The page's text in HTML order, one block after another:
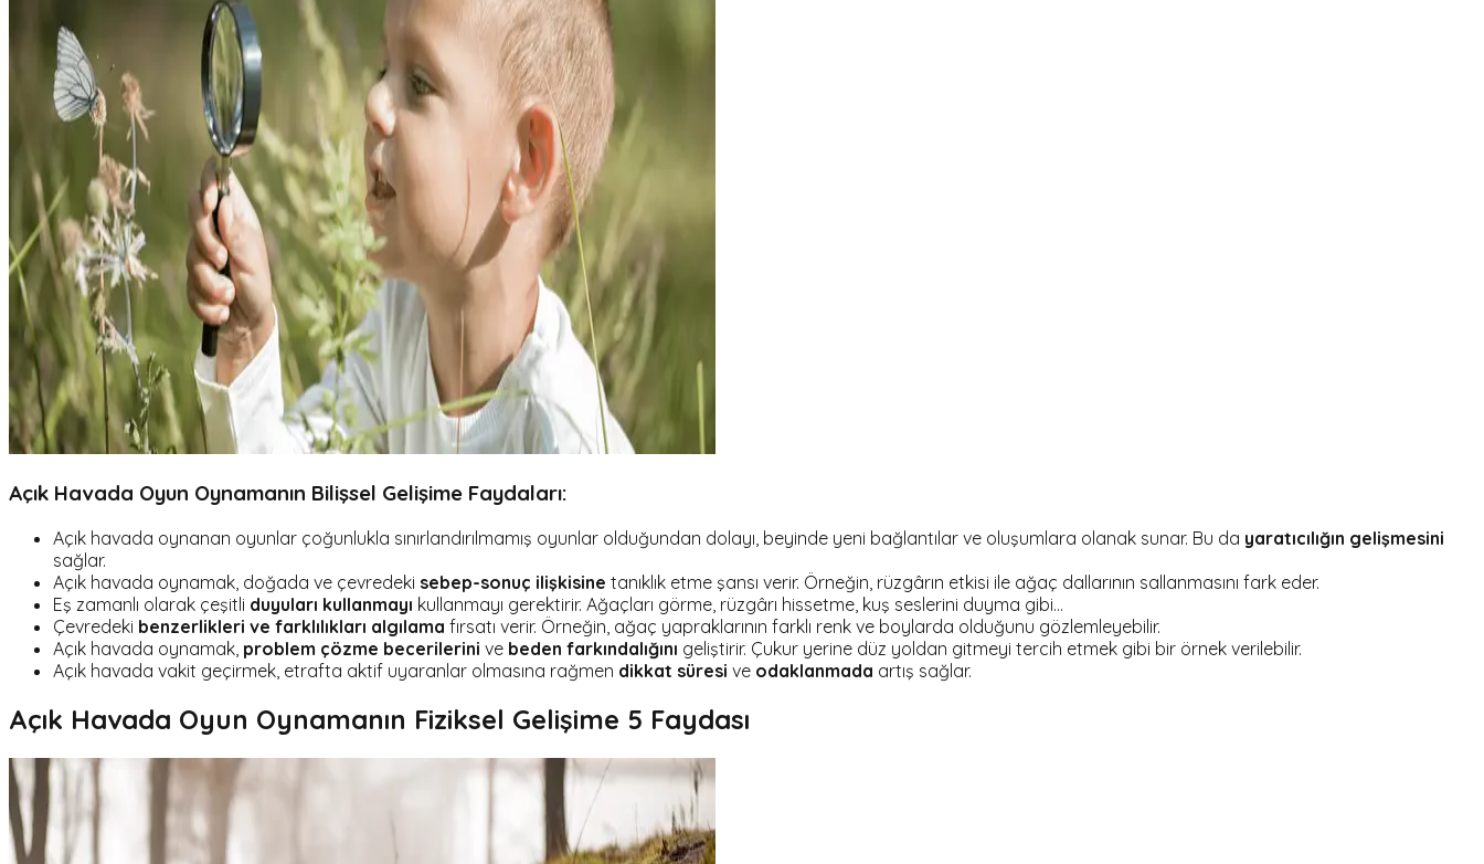
Açık Havada Oyun Oynamanın Bilişsel Gelişime Faydaları:
Açık havada oynanan oyunlar çoğunlukla sınırlandırılmamış oyunlar olduğundan dolayı, beyinde yeni bağlantılar ve oluşumlara olanak sunar. Bu da yaratıcılığın gelişmesini
sağlar.
Açık havada oynamak, doğada ve çevredeki sebep-sonuç ilişkisine tanıklık etme şansı verir. Örneğin, rüzgârın etkisi ile ağaç dallarının sallanmasını fark eder.
Eş zamanlı olarak çeşitli duyuları kullanmayı kullanmayı gerektirir. Ağaçları görme, rüzgârı hissetme, kuş seslerini duyma gibi...
Çevredeki benzerlikleri ve farklılıkları algılama fırsatı verir. Örneğin, ağaç yapraklarının farklı renk ve boylarda olduğunu gözlemleyebilir.
Açık havada oynamak, problem çözme becerilerini ve beden farkındalığını geliştirir. Çukur yerine düz yoldan gitmeyi tercih etmek gibi bir örnek verilebilir.
Açık havada vakit geçirmek, etrafta aktif uyaranlar olmasına rağmen dikkat süresi ve odaklanmada artış sağlar.
Açık Havada Oyun Oynamanın Fiziksel Gelişime 5 Faydası